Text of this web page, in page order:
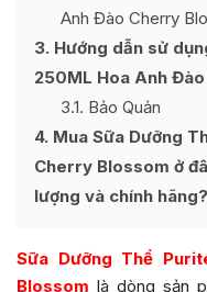
Anh Đào Cherry
3 Hướng dẫn sử
250ML Hoa Anh
3.1 Bảo Quản
4 Mua Sữa Dưỡng
Cherry Blossom ở
lượng và chính hãng?
Sữa Dưỡng Thể
Blossom là dòng sản